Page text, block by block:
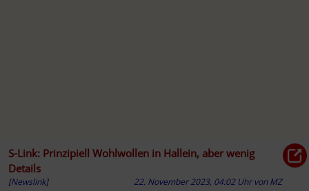
S-Link: Prinzipiell Wohlwollen in Hallein, aber wenig
Details
[Newslink] 22. November 2023, 04:02 Uhr vonMZ